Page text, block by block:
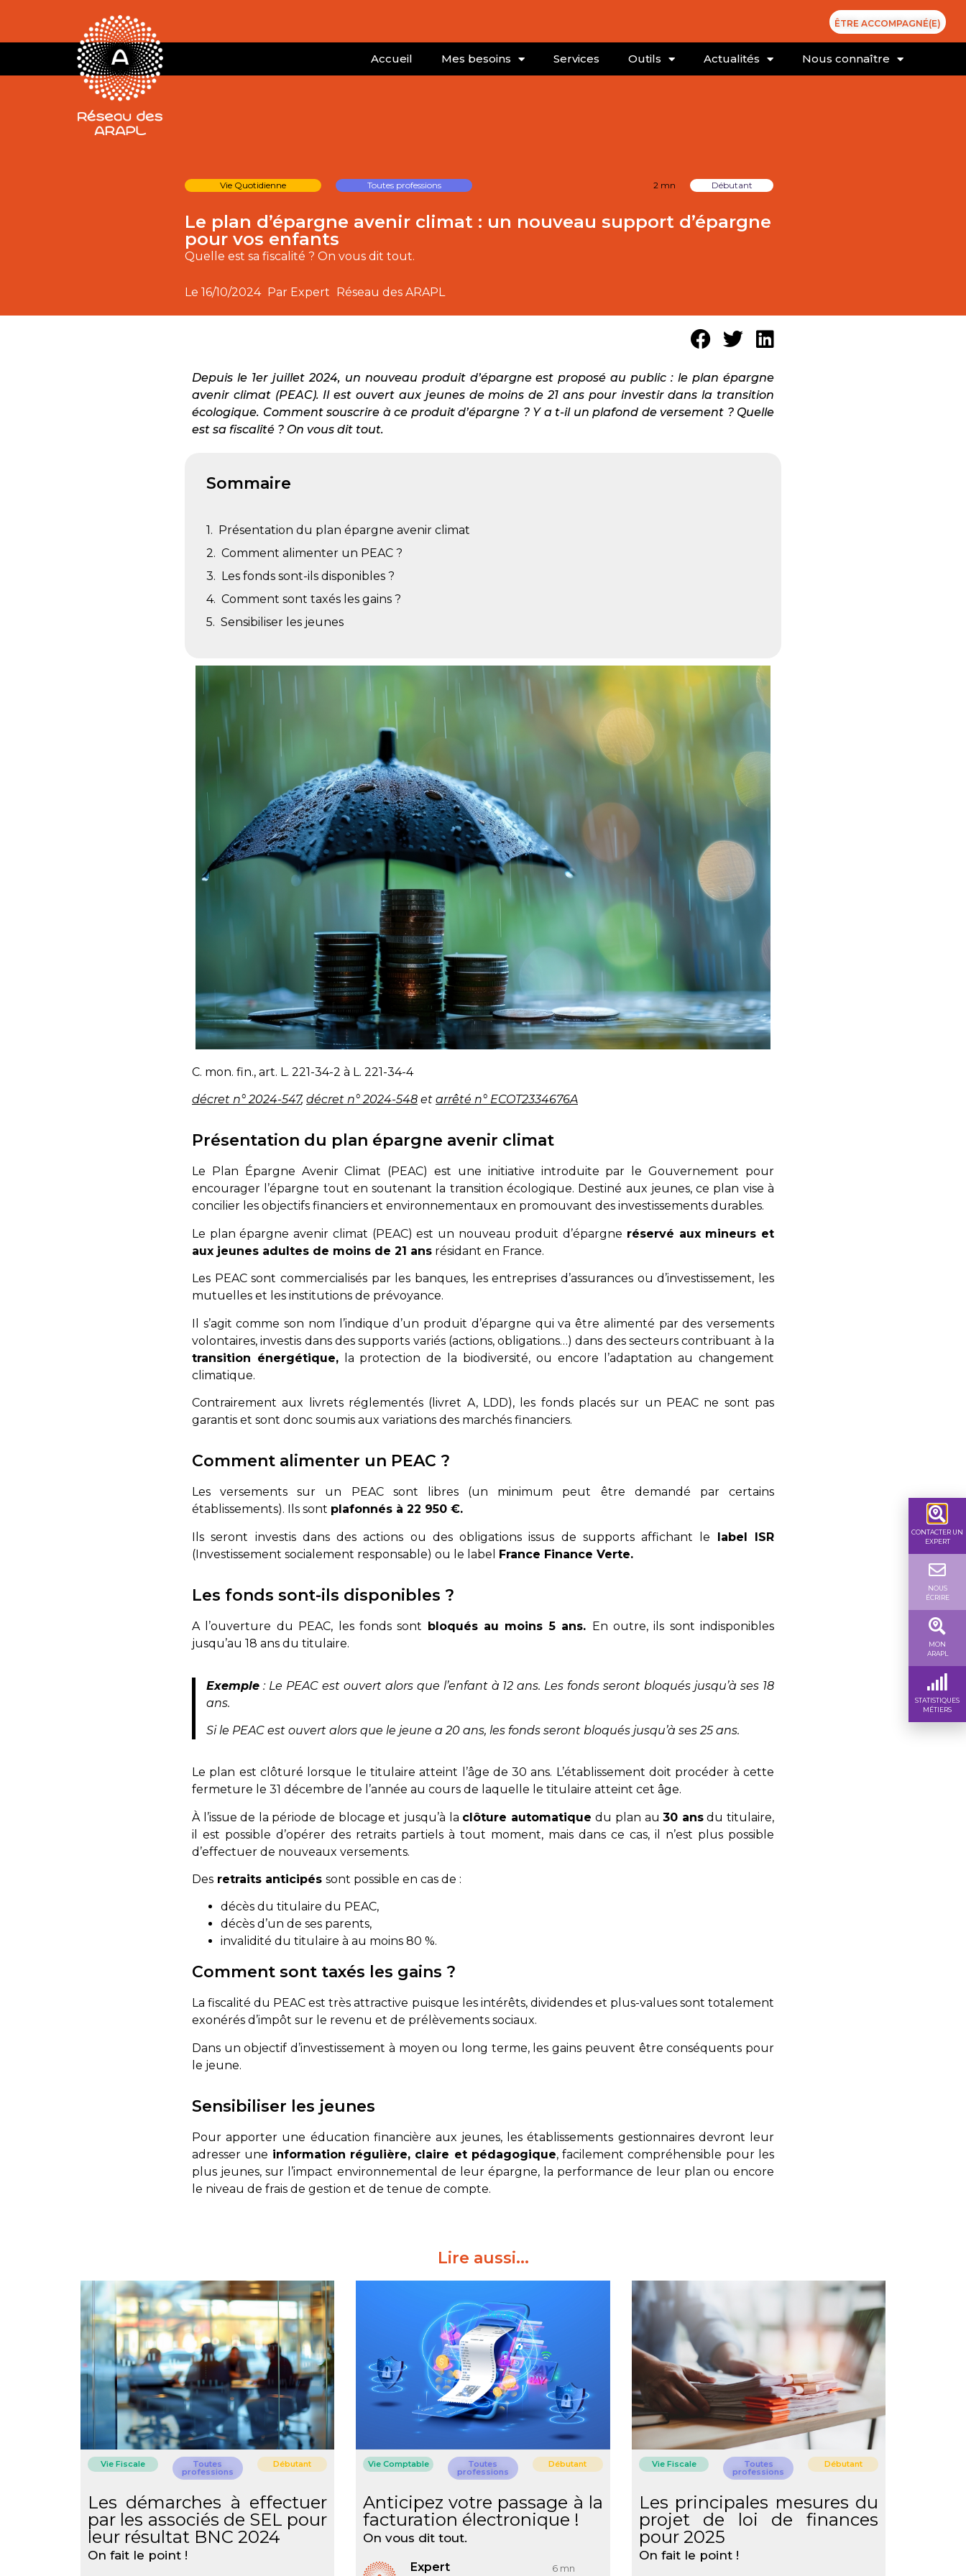
ÊTRE ACCOMPAGNÉ(E)
Accueil Mes besoins Services Outils Actualités Nous connaître
Vie Quotidienne Toutes professions 2 mn Débutant
Le plan d’épargne avenir climat : un nouveau support d’épargne
pour vos enfants
Quelle est sa fiscalité ? On vous dit tout.
Le 16/10/2024 Par Expert Réseau des ARAPL
Depuis le 1er juillet 2024, un nouveau produit d’épargne est proposé au public : le plan épargne
avenir climat (PEAC). Il est ouvert aux jeunes de moins de 21 ans pour investir dans la transition
écologique. Comment souscrire à ce produit d’épargne ? Y a t-il un plafond de versement ? Quelle
est sa fiscalité ? On vous dit tout.
Sommaire
Présentation du plan épargne avenir climat
Comment alimenter un PEAC ?
Les fonds sont-ils disponibles ?
Comment sont taxés les gains ?
Sensibiliser les jeunes
C. mon. fin., art. L. 221-34-2 à L. 221-34-4
décret n° 2024-547, décret n° 2024-548 et arrêté n° ECOT2334676A
Présentation du plan épargne avenir climat
Le Plan Épargne Avenir Climat (PEAC) est une initiative introduite par le Gouvernement pour
encourager l’épargne tout en soutenant la transition écologique. Destiné aux jeunes, ce plan vise à
concilier les objectifs financiers et environnementaux en promouvant des investissements durables.
Le plan épargne avenir climat (PEAC) est un nouveau produit d’épargne réservé aux mineurs et
aux jeunes adultes de moins de 21 ans résidant en France.
Les PEAC sont commercialisés par les banques, les entreprises d’assurances ou d’investissement, les
mutuelles et les institutions de prévoyance.
Il s’agit comme son nom l’indique d’un produit d’épargne qui va être alimenté par des versements
volontaires, investis dans des supports variés (actions, obligations…) dans des secteurs contribuant à la
transition énergétique,la protection de la biodiversité, ou encore l’adaptation au changement
climatique.
Contrairement aux livrets réglementés (livret A, LDD), les fonds placés sur un PEAC ne sont pas
garantis et sont donc soumis aux variations des marchés financiers.
Comment alimenter un PEAC ?
Les versements sur un PEAC sont libres (un minimum peut être demandé par certains
établissements). Ils sont plafonnés à 22 950 €.
Ils seront investis dans des actions ou des obligations issus de supports affichant le label ISR
(Investissement socialement responsable) ou le label France Finance Verte.
Les fonds sont-ils disponibles ?
A l’ouverture du PEAC, les fonds sont bloqués au moins 5 ans. En outre, ils sont indisponibles
jusqu’au 18 ans du titulaire.
Exemple : Le PEAC est ouvert alors que l’enfant à 12 ans. Les fonds seront bloqués jusqu’à ses 18
ans.
Si le PEAC est ouvert alors que le jeune a 20 ans, les fonds seront bloqués jusqu’à ses 25 ans.
Le plan est clôturé lorsque le titulaire atteint l’âge de 30 ans. L’établissement doit procéder à cette
fermeture le 31 décembre de l’année au cours de laquelle le titulaire atteint cet âge.
À l’issue de la période de blocage et jusqu’à la clôture automatiquedu plan au30 ansdu titulaire,
il est possible d’opérer des retraits partiels à tout moment, mais dans ce cas, il n’est plus possible
d’effectuer de nouveaux versements.
Des retraits anticipés sont possible en cas de :
décès du titulaire du PEAC,
décès d’un de ses parents,
invalidité du titulaire à au moins 80 %.
Comment sont taxés les gains ?
La fiscalité du PEAC est très attractive puisque les intérêts, dividendes et plus-values sont totalement
exonérés d’impôt sur le revenu et de prélèvements sociaux.
Dans un objectif d’investissement à moyen ou long terme, les gains peuvent être conséquents pour
le jeune.
Sensibiliser les jeunes
Pour apporter une éducation financière aux jeunes, les établissements gestionnaires devront leur
adresser une information régulière, claire et pédagogique, facilement compréhensible pour les
plus jeunes, sur l’impact environnemental de leur épargne, la performance de leur plan ou encore
le niveau de frais de gestion et de tenue de compte.
Lire aussi...
Vie Fiscale Toutes
professions
Débutant
Les démarches à effectuer
par les associés de SEL pour
leur résultat BNC 2024
On fait le point !
Vie Comptable Toutes
professions
Débutant
Anticipez votre passage à la
facturation électronique !
On vous dit tout.
Expert
6 mn
Vie Fiscale Toutes
professions
Débutant
Les principales mesures du
projet de loi de finances
pour 2025
On fait le point !
CONTACTER UN
EXPERT
NOUS
ÉCRIRE
MON
ARAPL
STATISTIQUES
MÉTIERS